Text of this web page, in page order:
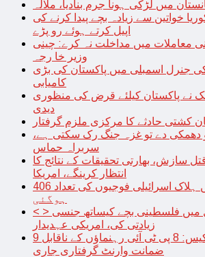
میں لڑکی ہونا جرم بنادیا، ملالہ
خواتین سے زیادہ بچے پیدا کرنے کی
اپیل کرتے ہوئے رو پڑے
معاملات میں مداخلت نہ کرے: چینی
وزیر خا رجہ
کی جنرل اسمبلی میں پاکستان کی بڑی
کامیابی
نے پاکستان کیلئے قرض کی منظوری
دیدی
کشتی حادثے کا مرکزی ملزم گرفتار
دھمکی دے تو غزہ جنگ رک سکتی ہے،
سربراہ حماس
سازش، بھارتی تحقیقات کے نتائج کا
انتظار کرینگے، امریکا
غزہ کے آپریشن میں ہلاک اسرائیلی فوجیوں کی تعداد 406
ہوگئی
< > اسرائیلی فوج نے جیل میں فلسطینی بچے کیساتھ جنسی
زیادتی کی، امریکی عہدیدار
9 مئی جلاؤگھیراؤ کیس: 8 پی ٹی آئی رہنماؤں کے ناقابل
ضمانت وارنٹ گرفتاری جاری